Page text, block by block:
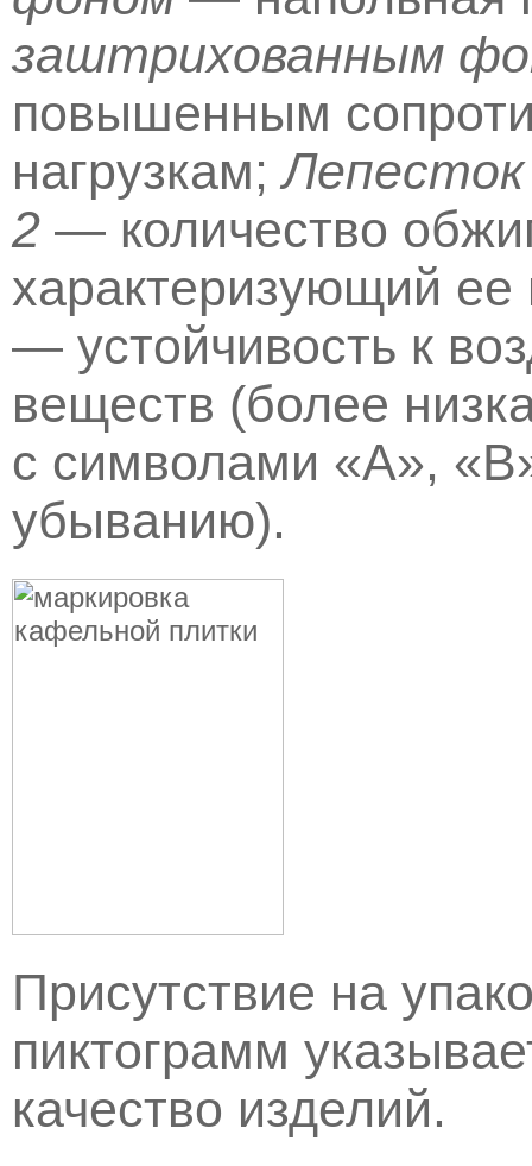
заштрихованным
повышенным
нагрузкам;
2 — количество
характеризующий ее
— устойчивость к
веществ (более
с символами «А»,
убыванию).
Присутствие на
пиктограмм
качество изделий.